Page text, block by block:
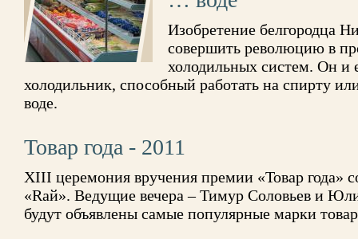
Изобретение белгородца
совершить революцию в
холодильных систем. Он и
холодильник, способный работать на спирту
воде.
Товар года - 2011
XIII церемония вручения премии «Товар года»
«Rай». Ведущие вечера – Тимур Соловьев и
будут объявлены самые популярные марки